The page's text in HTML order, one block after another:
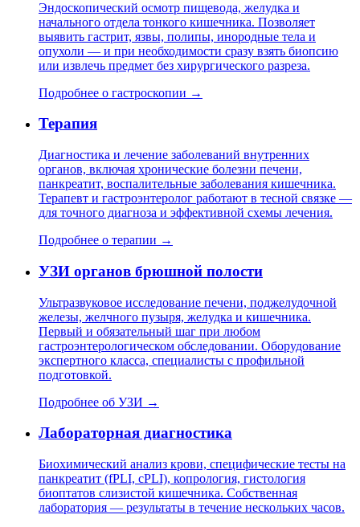
Эндоскопический осмотр пищевода, желудка и
начального отдела тонкого кишечника. Позволяет
выявить гастрит, язвы, полипы, инородные тела и
опухоли — и при необходимости сразу взять биопсию
или извлечь предмет без хирургического разреза.
Подробнее о гастроскопии →
Терапия
Диагностика и лечение заболеваний внутренних
органов, включая хронические болезни печени,
панкреатит, воспалительные заболевания кишечника.
Терапевт и гастроэнтеролог работают в тесной связке —
для точного диагноза и эффективной схемы лечения.
Подробнее о терапии →
УЗИ органов брюшной полости
Ультразвуковое исследование печени, поджелудочной
железы, желчного пузыря, желудка и кишечника.
Первый и обязательный шаг при любом
гастроэнтерологическом обследовании. Оборудование
экспертного класса, специалисты с профильной
подготовкой.
Подробнее об УЗИ →
Лабораторная диагностика
Биохимический анализ крови, специфические тесты на
панкреатит (fPLI, cPLI), копрология, гистология
биоптатов слизистой кишечника. Собственная
лаборатория — результаты в течение нескольких часов.